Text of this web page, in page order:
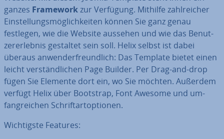
ganzes Frameworkzur Verfügung. Mithilfe zahl­rei­cher
Ein­stel­lungs­mög­lich­kei­ten können Sie ganz genau
festlegen, wie die Website aussehen und wie das Be­nut­
zer­er­leb­nis gestaltet sein soll. Helix selbst ist dabei
überaus an­wen­der­freund­lich: Das Template bietet einen
leicht ver­ständ­li­chen Page Builder. Per Drag-and-drop
fügen Sie Elemente dort ein, wo Sie möchten. Außerdem
verfügt Helix über Bootstrap, Font Awesome und um­
fang­rei­chen Schrift­art­op­tio­nen.
Wich­tigs­te Features: